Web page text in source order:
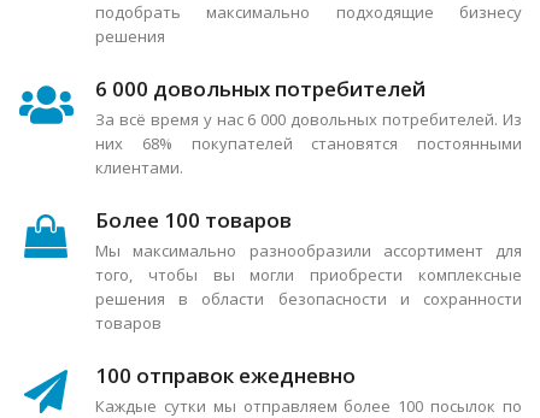
подобрать максимально подходящие бизнесу
решения
6 000 довольных потребителей
За всё время у нас 6 000 довольных потребителей. Из
них 68% покупателей становятся постоянными
клиентами.
Более 100 товаров
Мы максимально разнообразили ассортимент для
того, чтобы вы могли приобрести комплексные
решения в области безопасности и сохранности
товаров
100 отправок ежедневно
Каждые сутки мы отправляем более 100 посылок по